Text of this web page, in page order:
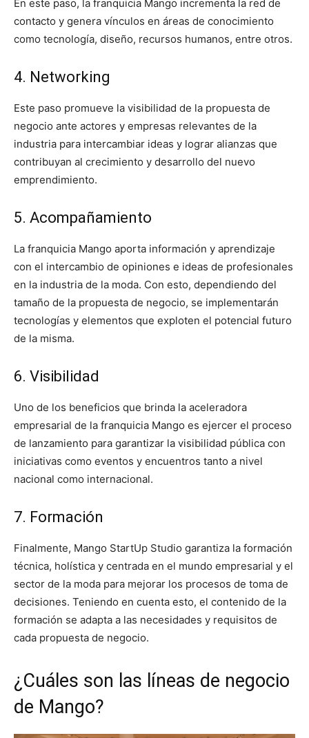
En este paso, la franquicia Mango incrementa la red de
contacto y genera vínculos en áreas de conocimiento
como tecnología, diseño, recursos humanos, entre otros.
4. Networking
Este paso promueve la visibilidad de la propuesta de
negocio ante actores y empresas relevantes de la
industria para intercambiar ideas y lograr alianzas que
contribuyan al crecimiento y desarrollo del nuevo
emprendimiento.
5. Acompañamiento
La franquicia Mango aporta información y aprendizaje
con el intercambio de opiniones e ideas de profesionales
en la industria de la moda. Con esto, dependiendo del
tamaño de la propuesta de negocio, se implementarán
tecnologías y elementos que exploten el potencial futuro
de la misma.
6. Visibilidad
Uno de los beneficios que brinda la aceleradora
empresarial de la franquicia Mango es ejercer el proceso
de lanzamiento para garantizar la visibilidad pública con
iniciativas como eventos y encuentros tanto a nivel
nacional como internacional.
7. Formación
Finalmente, Mango StartUp Studio garantiza la formación
técnica, holística y centrada en el mundo empresarial y el
sector de la moda para mejorar los procesos de toma de
decisiones. Teniendo en cuenta esto, el contenido de la
formación se adapta a las necesidades y requisitos de
cada propuesta de negocio.
¿Cuáles son las líneas de negocio
de Mango?